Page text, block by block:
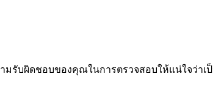
ามรับผิดชอบของคุณในการตรวจสอบให้แน่ใจว่